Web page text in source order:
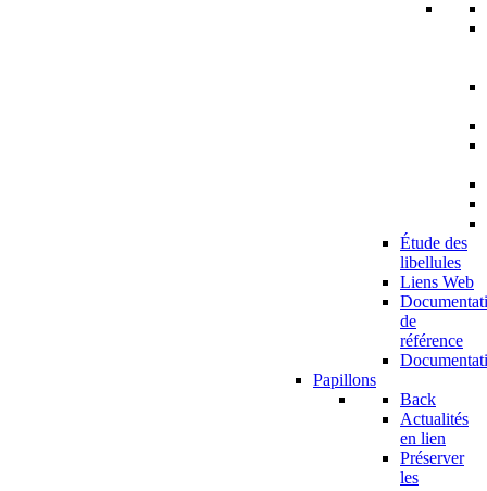
Étude des
libellules
Liens Web
de
référence
Papillons
Back
Actualités
en lien
Préserver
les